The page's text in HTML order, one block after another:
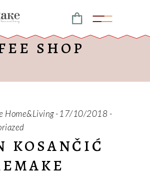
SHOP
Home&Living 17/10/2018
KOSANČIĆ